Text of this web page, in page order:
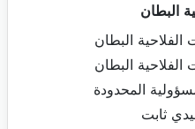
البطان
البطان
البطان
المحدودة